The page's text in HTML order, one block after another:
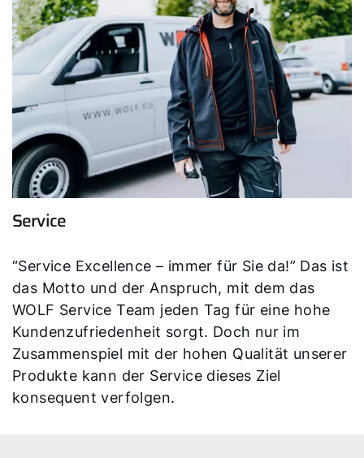
Service
“Service Excellence – immer für Sie da!” Das ist
das Motto und der Anspruch, mit dem das
WOLF Service Team jeden Tag für eine hohe
Kundenzufriedenheit sorgt. Doch nur im
Zusammenspiel mit der hohen Qualität unserer
Produkte kann der Service dieses Ziel
konsequent verfolgen.